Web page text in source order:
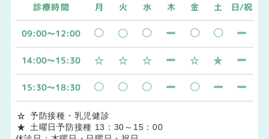
診療時間 月 火 水 木 金 土 日/祝
09:00～12:00
14:00～15:30
15:30～18:30
予防接種・乳児健診
土曜日予防接種 13：30～15：00